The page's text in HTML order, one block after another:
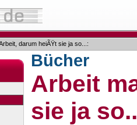
darum heiÃŸt sie ja so...:
Bücher
Arbeit
sie ja